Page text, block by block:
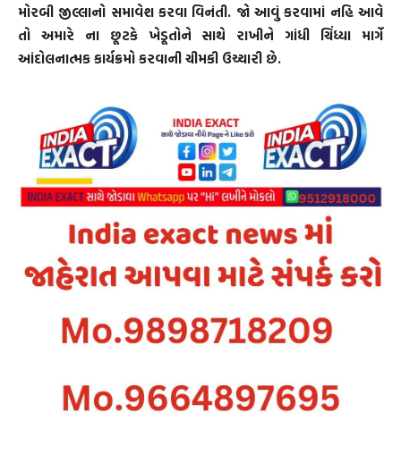
મોરબી જીલ્લાનો સમાવેશ કરવા વિનંતી. જો આવું કરવામાં નહિ આવે
તો અમારે ના છૂટકે ખેડૂતોને સાથે રાખીને ગાંધી ચિંધ્યા માર્ગે
આંદોલનાત્મક કાર્યક્રમો કરવાની ચીમકી ઉચ્ચારી છે.